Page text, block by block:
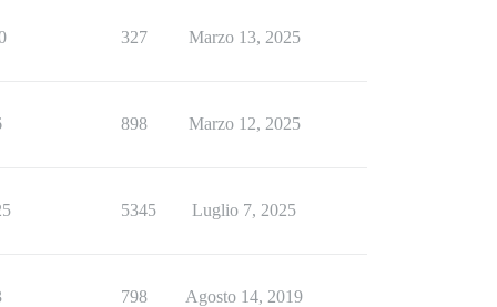
327 Marzo 13, 2025
898 Marzo 12, 2025
5345 Luglio 7, 2025
798 Agosto 14, 2019